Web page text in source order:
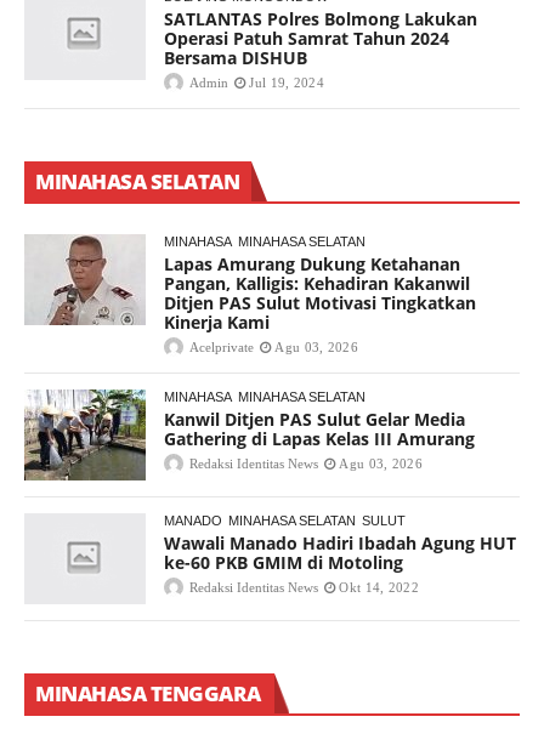
SATLANTAS Polres Bolmong Lakukan
Operasi Patuh Samrat Tahun 2024
Bersama DISHUB
Admin Jul 19, 2024
MINAHASA SELATAN
MINAHASA MINAHASA SELATAN
Lapas Amurang Dukung Ketahanan
Pangan, Kalligis: Kehadiran Kakanwil
Ditjen PAS Sulut Motivasi Tingkatkan
Kinerja Kami
Acelprivate Agu 03, 2026
MINAHASA MINAHASA SELATAN
Kanwil Ditjen PAS Sulut Gelar Media
Gathering di Lapas Kelas III Amurang
Redaksi Identitas News Agu 03, 2026
MANADO MINAHASA SELATAN SULUT
Wawali Manado Hadiri Ibadah Agung HUT
ke-60 PKB GMIM di Motoling
Redaksi Identitas News Okt 14, 2022
MINAHASA TENGGARA